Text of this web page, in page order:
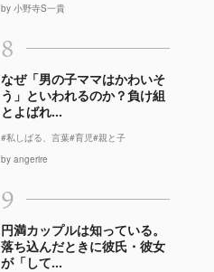
by 小野寺S一貴
8
なぜ「男の子ママはかわいそ
う」といわれるのか？負け組
とよばれ...
#私しばる、言葉#育児#親と子
by angerire
9
円満カップルは知っている。
落ち込んだときに彼氏・彼女
が「して...